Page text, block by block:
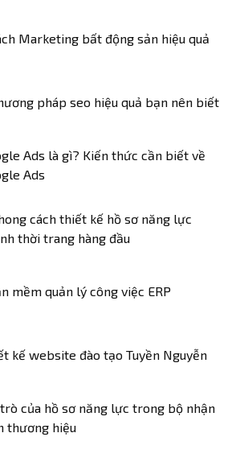
Marketing bất động sản hiệu quả
pháp seo hiệu quả bạn nên biết
Ads là gì? Kiến thức cần biết về
Ads
cách thiết kế hồ sơ năng lực
thời trang hàng đầu
mềm quản lý công việc ERP
kế website đào tạo Tuyền Nguyễn
của hồ sơ năng lực trong bộ nhận
thương hiệu